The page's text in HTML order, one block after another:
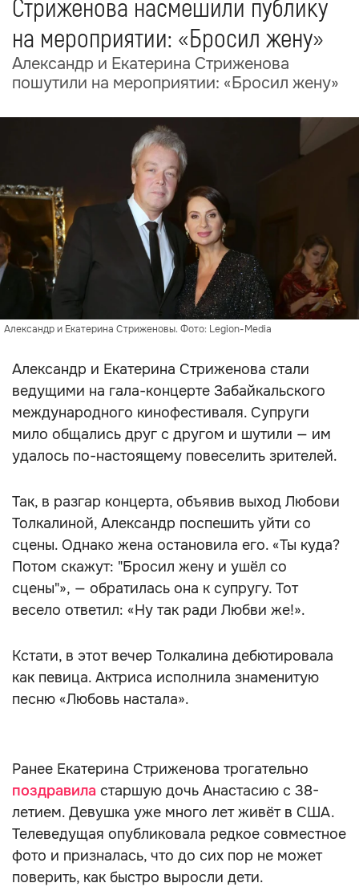
Стриженова насмешили публику
на мероприятии: «Бросил жену»
Александр и Екатерина Стриженова
пошутили на мероприятии: «Бросил жену»
Александр и Екатерина Стриженовы. Фото: Legion-Media
Александр и Екатерина Стриженова стали
ведущими на гала-концерте Забайкальского
международного кинофестиваля. Супруги
мило общались друг с другом и шутили — им
удалось по-настоящему повеселить зрителей.
Так, в разгар концерта, объявив выход Любови
Толкалиной, Александр поспешить уйти со
сцены. Однако жена остановила его. «Ты куда?
Потом скажут: "Бросил жену и ушёл со
сцены"», — обратилась она к супругу. Тот
весело ответил: «Ну так ради Любви же!».
Кстати, в этот вечер Толкалина дебютировала
как певица. Актриса исполнила знаменитую
песню «Любовь настала».
Ранее Екатерина Стриженова трогательно
поздравила старшую дочь Анастасию с 38-
летием. Девушка уже много лет живёт в США.
Телеведущая опубликовала редкое совместное
фото и призналась, что до сих пор не может
поверить, как быстро выросли дети.